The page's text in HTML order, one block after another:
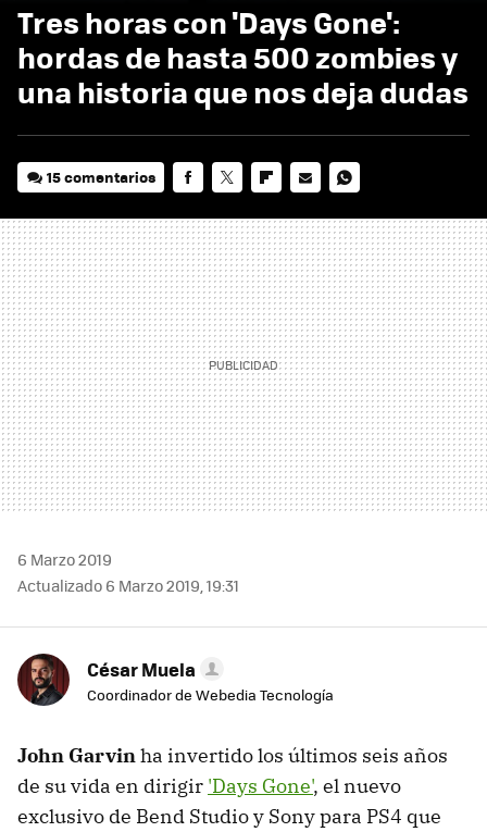
Tres horas con 'Days Gone':
hordas de hasta 500 zombies y
una historia que nos deja dudas
15 comentarios
MAIL
6 Marzo 2019
Actualizado 6 Marzo 2019, 19:31
César Muela
Coordinador de Webedia Tecnología
John Garvinha invertido los últimos seis años
de su vida en dirigir 'Days Gone', el nuevo
exclusivo de Bend Studio y Sony para PS4 que